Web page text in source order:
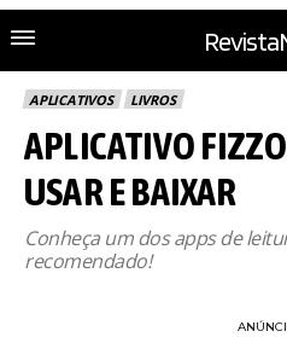
APLICATIVOS LIVROS
APLICATIVO
USAR E BAIXAR
Conheça um dos apps de
recomendado!